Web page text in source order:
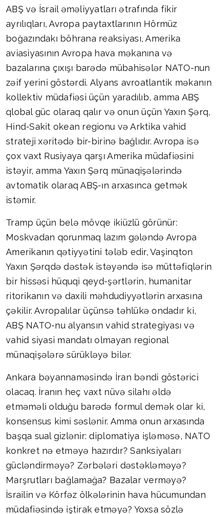
ABŞ və İsrail əməliyyatları ətrafında fikir
ayrılıqları, Avropa paytaxtlarının Hörmüz
boğazındakı böhrana reaksiyası, Amerika
aviasiyasının Avropa hava məkanına və
bazalarına çıxışı barədə mübahisələr NATO-nun
zəif yerini göstərdi. Alyans avroatlantik məkanın
kollektiv müdafiəsi üçün yaradılıb, amma ABŞ
qlobal güc olaraq qalır və onun üçün Yaxın Şərq,
Hind-Sakit okean regionu və Arktika vahid
strateji xəritədə bir-birinə bağlıdır. Avropa isə
çox vaxt Rusiyaya qarşı Amerika müdafiəsini
istəyir, amma Yaxın Şərq münaqişələrində
avtomatik olaraq ABŞ-ın arxasınca getmək
istəmir.
Tramp üçün belə mövqe ikiüzlü görünür:
Moskvadan qorunmaq lazım gələndə Avropa
Amerikanın qətiyyətini tələb edir, Vaşinqton
Yaxın Şərqdə dəstək istəyəndə isə müttəfiqlərin
bir hissəsi hüquqi qeyd-şərtlərin, humanitar
ritorikanın və daxili məhdudiyyətlərin arxasına
çəkilir. Avropalılar üçünsə təhlükə ondadır ki,
ABŞ NATO-nu alyansın vahid strategiyası və
vahid siyasi mandatı olmayan regional
münaqişələrə sürükləyə bilər.
Ankara bəyannaməsində İran bəndi göstərici
olacaq. İranın heç vaxt nüvə silahı əldə
etməməli olduğu barədə formul demək olar ki,
konsensus kimi səslənir. Amma onun arxasında
başqa sual gizlənir: diplomatiya işləməsə, NATO
konkret nə etməyə hazırdır? Sanksiyaları
gücləndirməyə? Zərbələri dəstəkləməyə?
Marşrutları bağlamağa? Bazalar verməyə?
İsrailin və Körfəz ölkələrinin hava hücumundan
müdafiəsində iştirak etməyə? Yoxsa sözlə